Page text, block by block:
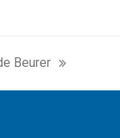
Beurer